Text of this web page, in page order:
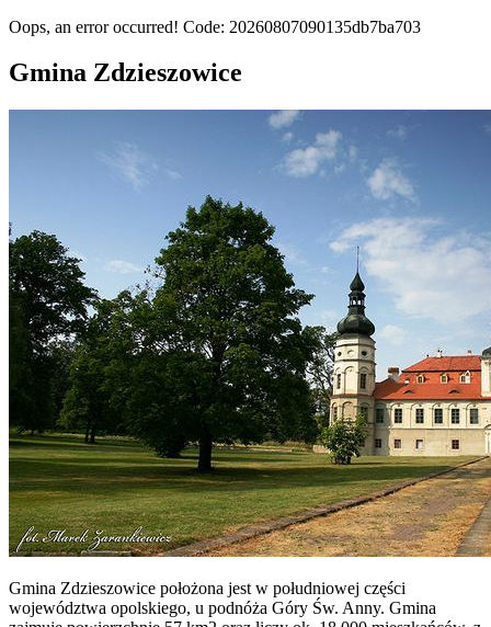
Oops, an error occurred! Code: 20260807090135db7ba703
Gmina Zdzieszowice
Gmina Zdzieszowice położona jest w południowej części
województwa opolskiego, u podnóża Góry Św. Anny. Gmina